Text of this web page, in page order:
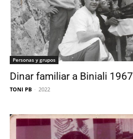
Personas y grupos
Dinar familiar a Biniali 1967
TONI PB - 2022